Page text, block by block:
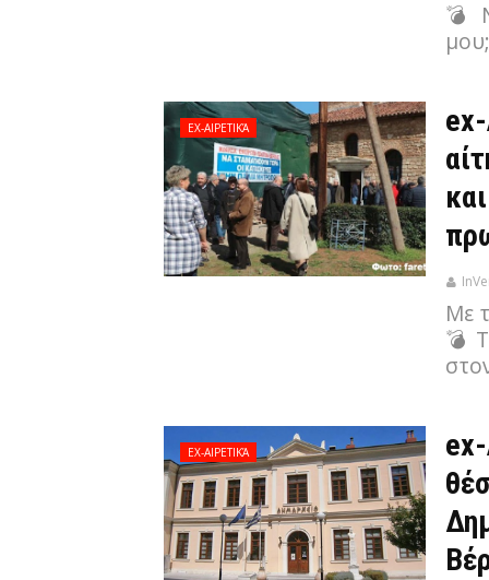
💣
EX-ΑΙΡΕΤΙΚΆ
Με
💣
EX-ΑΙΡΕΤΙΚΆ